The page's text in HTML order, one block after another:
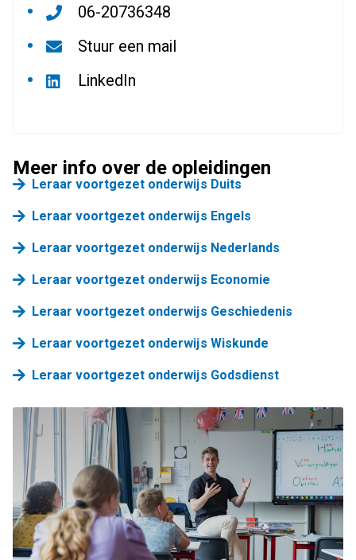
06-20736348
Stuur een mail
LinkedIn
Meer info over de opleidingen
Leraar voortgezet onderwijs Duits
Leraar voortgezet onderwijs Engels
Leraar voortgezet onderwijs Nederlands
Leraar voortgezet onderwijs Economie
Leraar voortgezet onderwijs Geschiedenis
Leraar voortgezet onderwijs Wiskunde
Leraar voortgezet onderwijs Godsdienst